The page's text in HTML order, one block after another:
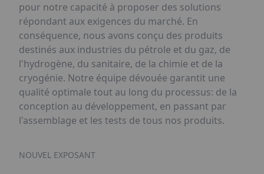
pour notre capacité à proposer des solutions
répondant aux exigences du marché. En
conséquence, nous avons conçu des produits
destinés aux industries du pétrole et du gaz, de
l'hydrogène, du sanitaire, de la chimie et de la
cryogénie. Notre équipe dévouée garantit une
qualité optimale tout au long du processus: de la
conception au développement, en passant par
l'assemblage et les tests de tous nos produits.
NOUVEL EXPOSANT